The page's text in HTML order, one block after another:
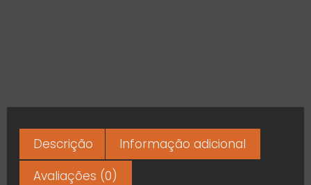
Descrição
Informação adicional
Avaliações (0)